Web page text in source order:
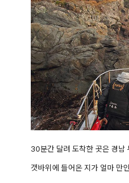
30분간 달려 도착한 곳은 경남
갯바위에 들어온 지가 얼마 만